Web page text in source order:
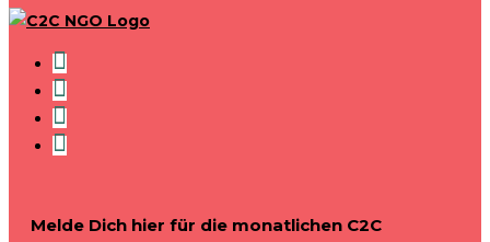
Melde Dich hier für die monatlichen C2C